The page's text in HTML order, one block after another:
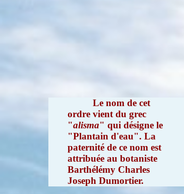
Le nom de cet
ordre vient du grec
"alisma" qui désigne le
"Plantain d'eau". La
paternité de ce nom est
attribuée au botaniste
Barthélémy Charles
Joseph Dumortier.